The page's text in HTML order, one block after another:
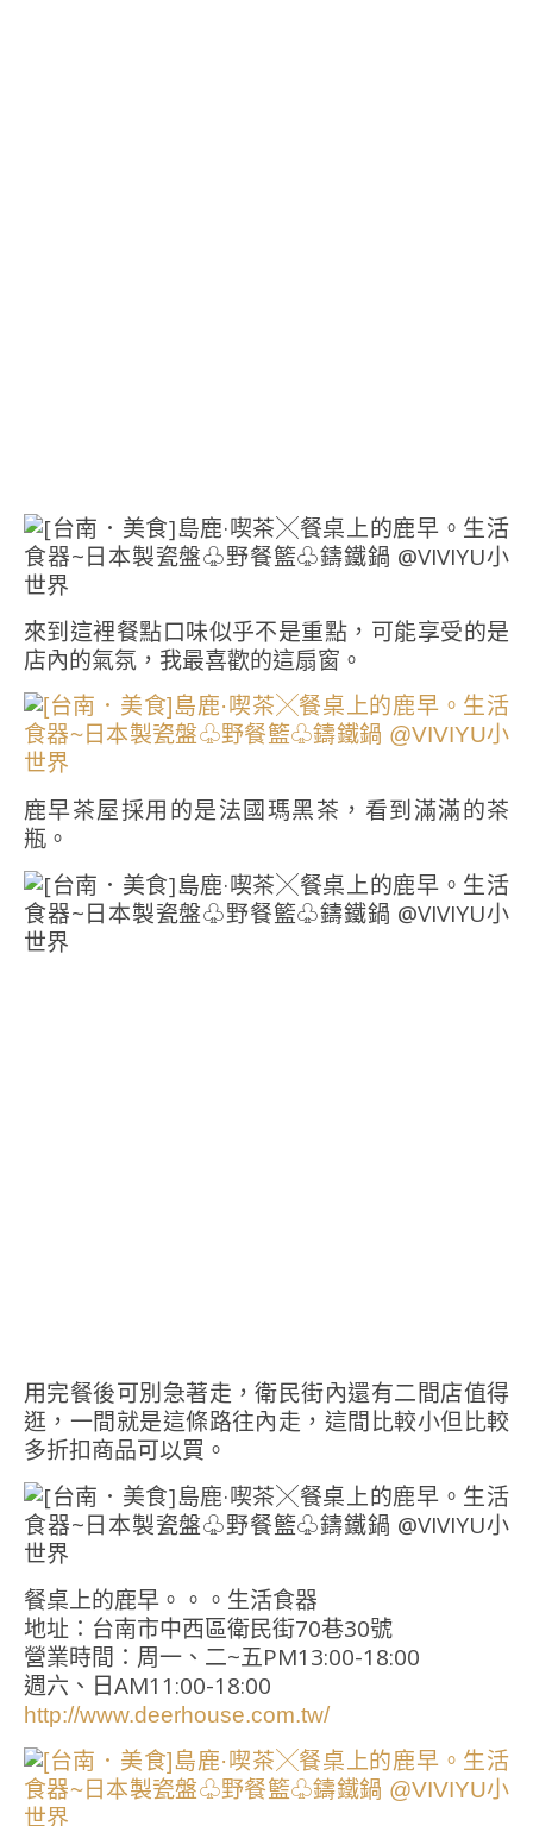
來到這裡餐點口味似乎不是重點，可能享受的是
店內的氣氛，我最喜歡的這扇窗。
鹿早茶屋採用的是法國瑪黑茶，看到滿滿的茶
瓶。
用完餐後可別急著走，衛民街內還有二間店值得
逛，一間就是這條路往內走，這間比較小但比較
多折扣商品可以買。
餐桌上的鹿早。。。生活食器
地址：台南市中西區衛民街70巷30號
營業時間：周一、二~五PM13:00-18:00
週六、日AM11:00-18:00
http://www.deerhouse.com.tw/